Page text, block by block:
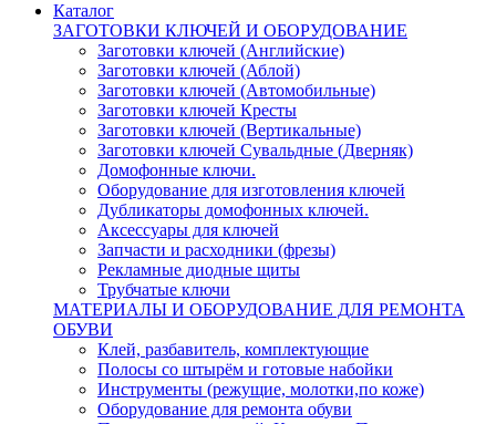
Каталог
ЗАГОТОВКИ КЛЮЧЕЙ И ОБОРУДОВАНИЕ
Заготовки ключей (Английские)
Заготовки ключей (Аблой)
Заготовки ключей (Автомобильные)
Заготовки ключей Кресты
Заготовки ключей (Вертикальные)
Заготовки ключей Сувальдные (Дверняк)
Домофонные ключи.
Оборудование для изготовления ключей
Дубликаторы домофонных ключей.
Аксессуары для ключей
Запчасти и расходники (фрезы)
Рекламные диодные щиты
Трубчатые ключи
МАТЕРИАЛЫ И ОБОРУДОВАНИЕ ДЛЯ РЕМОНТА
ОБУВИ
Клей, разбавитель, комплектующие
Полосы со штырём и готовые набойки
Инструменты (режущие, молотки,по коже)
Оборудование для ремонта обуви